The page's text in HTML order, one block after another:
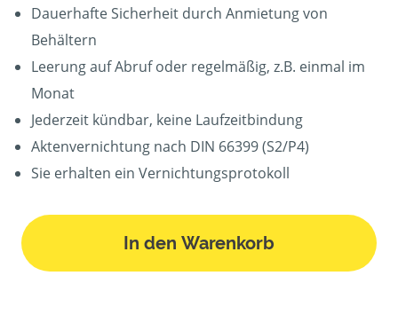
Dauerhafte Sicherheit durch Anmietung von
Behältern
Leerung auf Abruf oder regelmäßig, z.B. einmal im
Monat
Jederzeit kündbar, keine Laufzeitbindung
Aktenvernichtung nach DIN 66399 (S2/P4)
Sie erhalten ein Vernichtungsprotokoll
In den Warenkorb